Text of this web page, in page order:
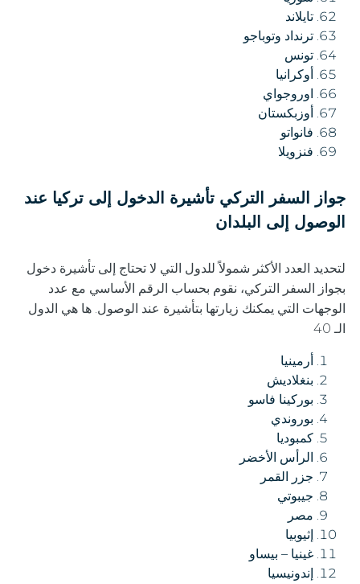
تايلاند
ترنداد وتوباجو
تونس
أوكرانيا
اوروجواي
أوزبكستان
فانواتو
فنزويلا
جواز السفر التركي تأشيرة الدخول إلى تركيا عند
الوصول إلى البلدان
لتحديد العدد الأكثر شمولاً للدول التي لا تحتاج إلى تأشيرة دخول
بجواز السفر التركي، نقوم بحساب الرقم الأساسي مع عدد
الوجهات التي يمكنك زيارتها بتأشيرة عند الوصول. ها هي الدول
الـ 40
أرمينيا
بنغلاديش
بوركينا فاسو
بوروندي
كمبوديا
الرأس الأخضر
جزر القمر
جيبوتي
مصر
إثيوبيا
غينيا – بيساو
إندونيسيا